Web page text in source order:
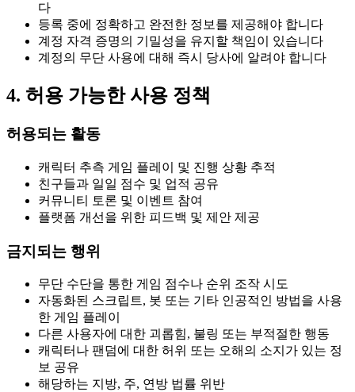
다
등록 중에 정확하고 완전한 정보를 제공해야 합니다
계정 자격 증명의 기밀성을 유지할 책임이 있습니다
계정의 무단 사용에 대해 즉시 당사에 알려야 합니다
4. 허용 가능한 사용 정책
허용되는 활동
캐릭터 추측 게임 플레이 및 진행 상황 추적
친구들과 일일 점수 및 업적 공유
커뮤니티 토론 및 이벤트 참여
플랫폼 개선을 위한 피드백 및 제안 제공
금지되는 행위
무단 수단을 통한 게임 점수나 순위 조작 시도
자동화된 스크립트, 봇 또는 기타 인공적인 방법을 사용
한 게임 플레이
다른 사용자에 대한 괴롭힘, 불링 또는 부적절한 행동
캐릭터나 팬덤에 대한 허위 또는 오해의 소지가 있는 정
보 공유
해당하는 지방, 주, 연방 법률 위반